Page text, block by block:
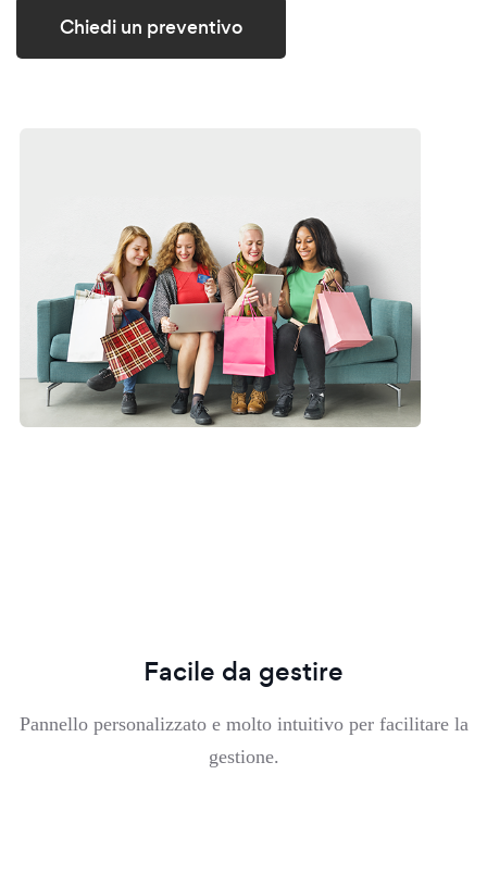
Chiedi un preventivo
Facile da gestire
Pannello personalizzato e molto intuitivo per facilitare la
gestione.